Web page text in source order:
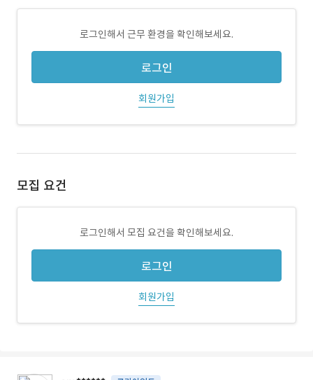
로그인해서 근무 환경을 확인해보세요.
로그인
회원가입
모집 요건
로그인해서 모집 요건을 확인해보세요.
로그인
회원가입